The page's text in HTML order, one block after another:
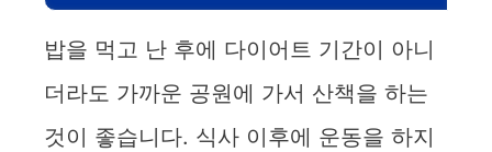
밥을 먹고 난 후에 다이어트 기간이 아니
더라도 가까운 공원에 가서 산책을 하는
것이 좋습니다. 식사 이후에 운동을 하지